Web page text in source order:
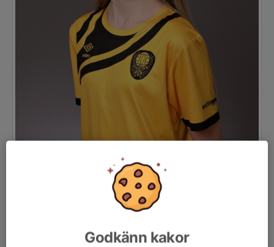
Godkänn kakor